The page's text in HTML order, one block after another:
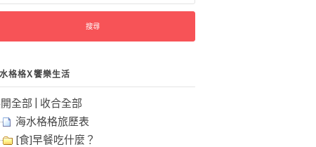
格格X饗樂生活
全部
收合全部
海水格格旅歷表
[食]早餐吃什麼？